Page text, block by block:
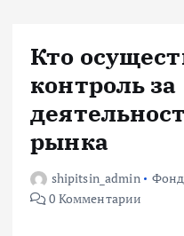
Кто
контроль за
рынка
shipitsin_admin
0 Комментарии